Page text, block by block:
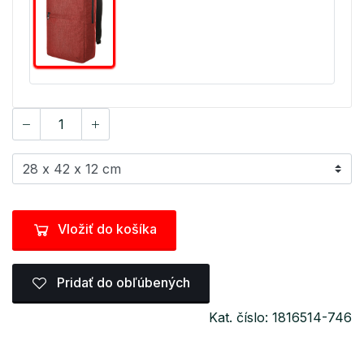
Vložiť do košíka
Pridať do obľúbených
Kat. číslo: 1816514-746